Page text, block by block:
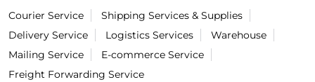
Courier Service
Shipping Services & Supplies
Delivery Service
Logistics Services
Warehouse
Mailing Service
E-commerce Service
Freight Forwarding Service